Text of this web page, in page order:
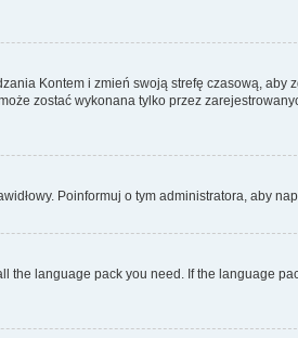
Kontem i zmień swoją strefę czasową, aby
zostać wykonana tylko przez
Poinformuj o tym administratora, aby
language pack you need. If the language